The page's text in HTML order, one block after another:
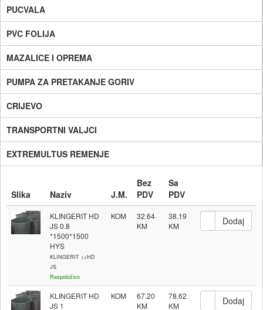
PUCVALA
PVC FOLIJA
MAZALICE I OPREMA
PUMPA ZA PRETAKANJE GORIV
CRIJEVO
TRANSPORTNI VALJCI
EXTREMULTUS REMENJE
Slika Naziv J.M.
Bez
PDV
Sa
PDV
KLINGERIT HD
JS 0.8
*1500*1500
HYS
KLINGERIT >>HD
JS
Raspoloživo
KOM 32.64 38.19
KLINGERIT HD
JS 1
KOM 67.20 78.62